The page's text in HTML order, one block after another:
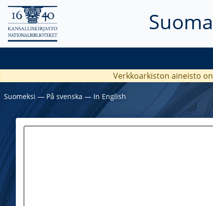
Verkkoarkiston aineisto
Suomeksi ― På svenska ― In English